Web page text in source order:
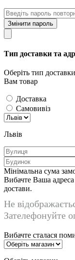
Змінити пароль
Тип доставки та
Оберіть тип
Вам товар
Доставка
Самовивіз
Львів
Мінімальна сума
Вибачте Ваша
достави.
Не
Зателефонуйте
Вибачте сталася